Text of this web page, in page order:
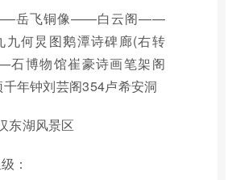
岳飞铜像——白云阁——
何炅图鹅潭诗碑廊(右转
博物馆崔豪诗画笔架阁
年钟刘芸阁354卢希安洞
东湖风景区
：